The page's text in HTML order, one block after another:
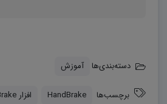
دسته‌بندی‌ها آموزش
برچسب‌ها HandBrake افزار HandBrake